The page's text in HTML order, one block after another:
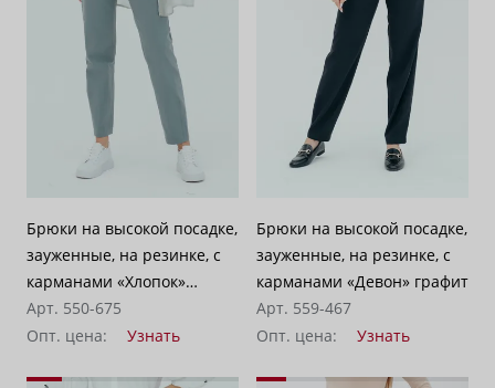
Брюки на высокой посадке,
зауженные, на резинке, с
карманами «Хлопок»
бирюзовые
Арт. 550-675
Опт. цена:
Узнать
Брюки на высокой посадке,
зауженные, на резинке, с
карманами «Девон» графит
Арт. 559-467
Опт. цена:
Узнать